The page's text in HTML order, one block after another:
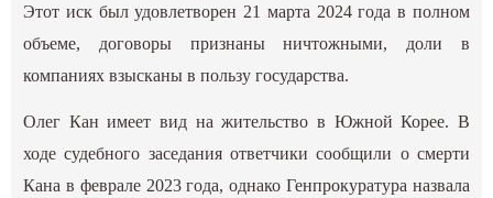
Этот иск был удовлетворен 21 марта 2024 года в полном
объеме, договоры признаны ничтожными, доли в
компаниях взысканы в пользу государства.
Олег Кан имеет вид на жительство в Южной Корее. В
ходе судебного заседания ответчики сообщили о смерти
Кана в феврале 2023 года, однако Генпрокуратура назвала